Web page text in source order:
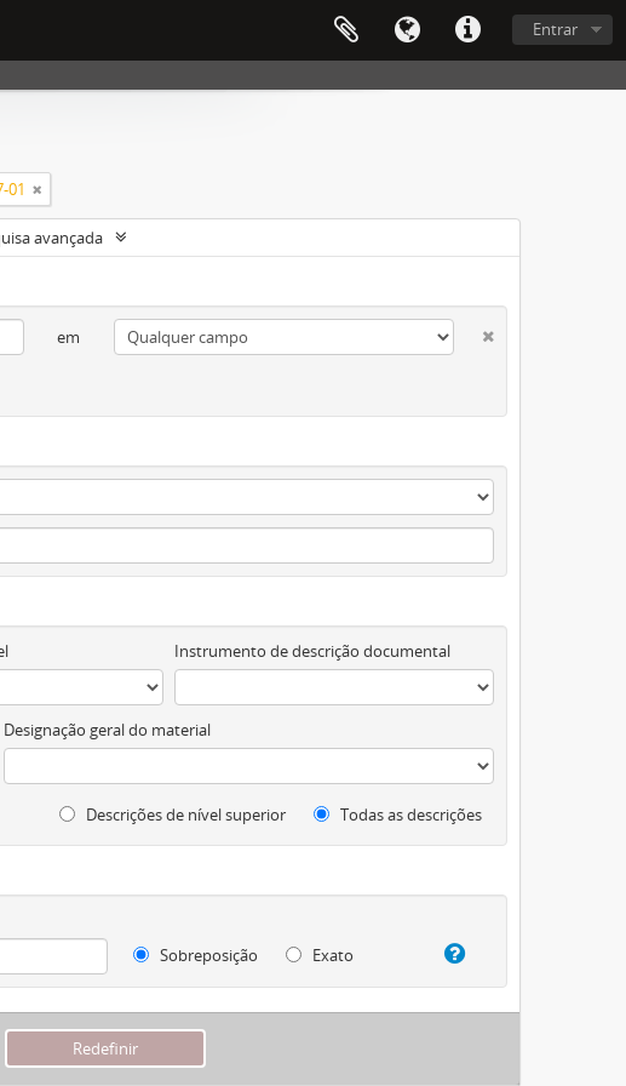
Entrar
01
avançada
em
Instrumento de descrição documental
Designação geral do material
Descrições de nível superior Todas as descrições
Sobreposição
Exato